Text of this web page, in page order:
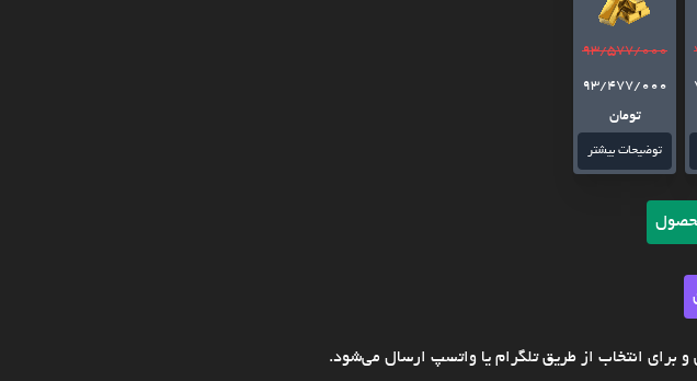
93/577/000
93/477/000
تومان
توضیحات بیشتر
انتخاب از طریق تلگرام یا واتسپ ارسال می‌شود.